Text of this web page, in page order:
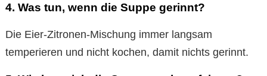
4. Was tun, wenn die Suppe gerinnt?
Die Eier-Zitronen-Mischung immer langsam
temperieren und nicht kochen, damit nichts gerinnt.